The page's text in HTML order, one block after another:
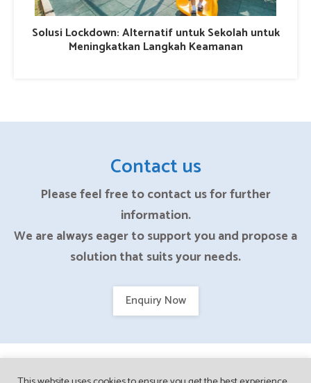
Solusi Lockdown: Alternatif untuk Sekolah untuk
Meningkatkan Langkah Keamanan
Contact us
Please feel free to contact us for further
information.
We are always eager to support you and propose a
solution that suits your needs.
Enquiry Now